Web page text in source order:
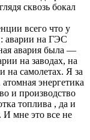
сквозь бокал
всего что у
аварии на ГЭС
авария была —
на заводах, на
на самолетах. Я за
энергетика
и производство
топлива , да и
И мне это все не